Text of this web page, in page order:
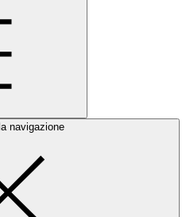
navigazione